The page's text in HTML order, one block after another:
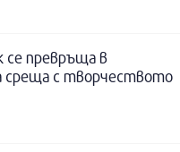
се превръща в
среща с творчеството